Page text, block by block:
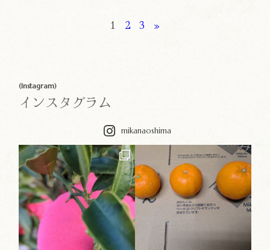
1 2 3 »
(Instagram)
インスタグラム
mikanaoshima